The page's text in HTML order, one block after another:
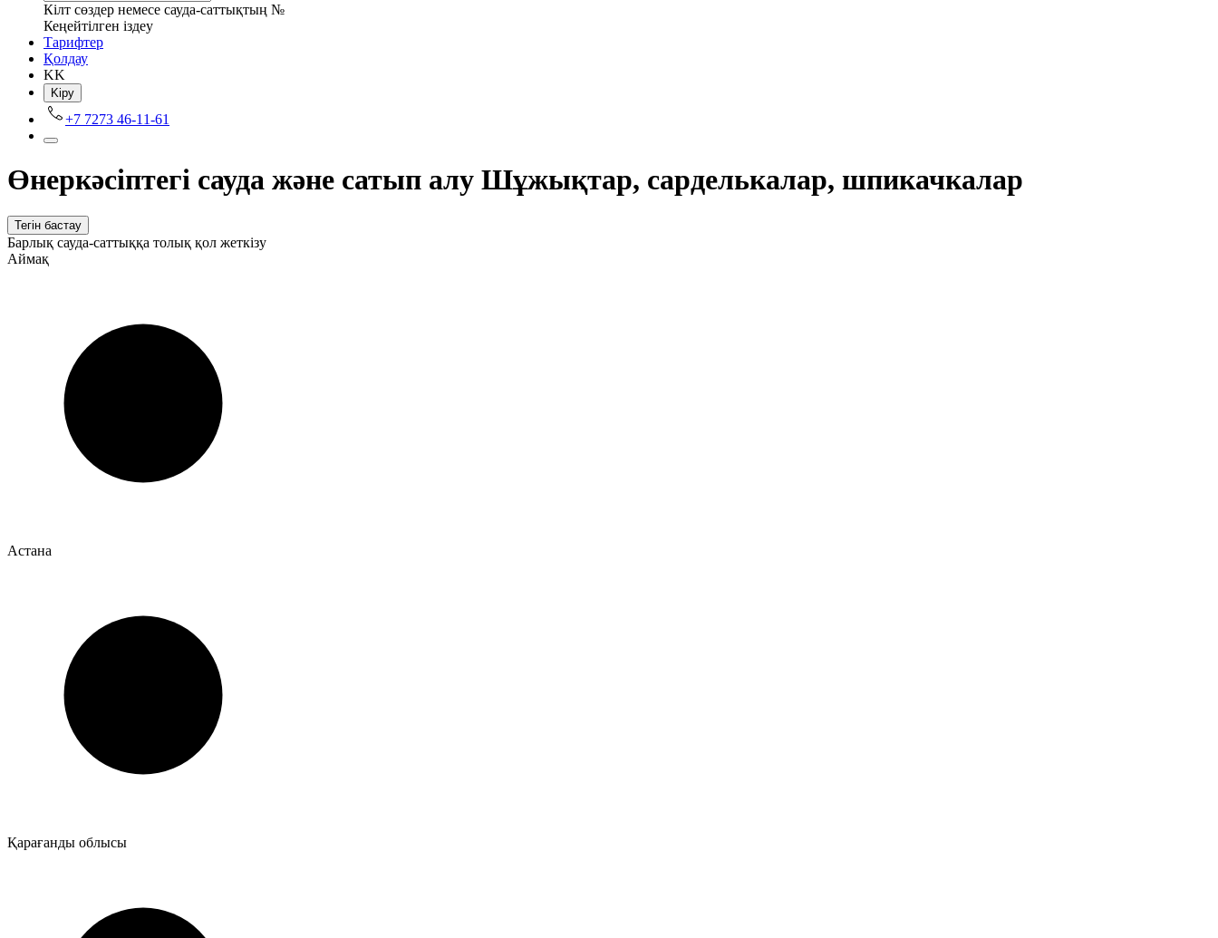
Кілт сөздер немесе сауда-саттықтың №
Кеңейтілген іздеу
Tарифтер
Қолдау
KK
Kіру
+7 7273 46-11-61
Өнеркәсіптегі сауда және сатып алу Шұжықтар, сарделькалар, шпикачкалар
Тегін бастау
Барлық сауда-саттыққа толық қол жеткізу
Аймақ
Астана
Қарағанды облысы